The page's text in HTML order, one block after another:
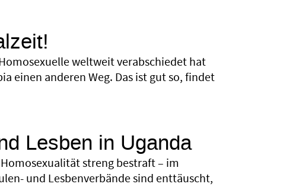
weltweit verabschiedet hat
einen anderen Weg. Das ist gut so, findet
Lesben in Uganda
streng bestraft – im
und Lesbenverbände sind enttäuscht,